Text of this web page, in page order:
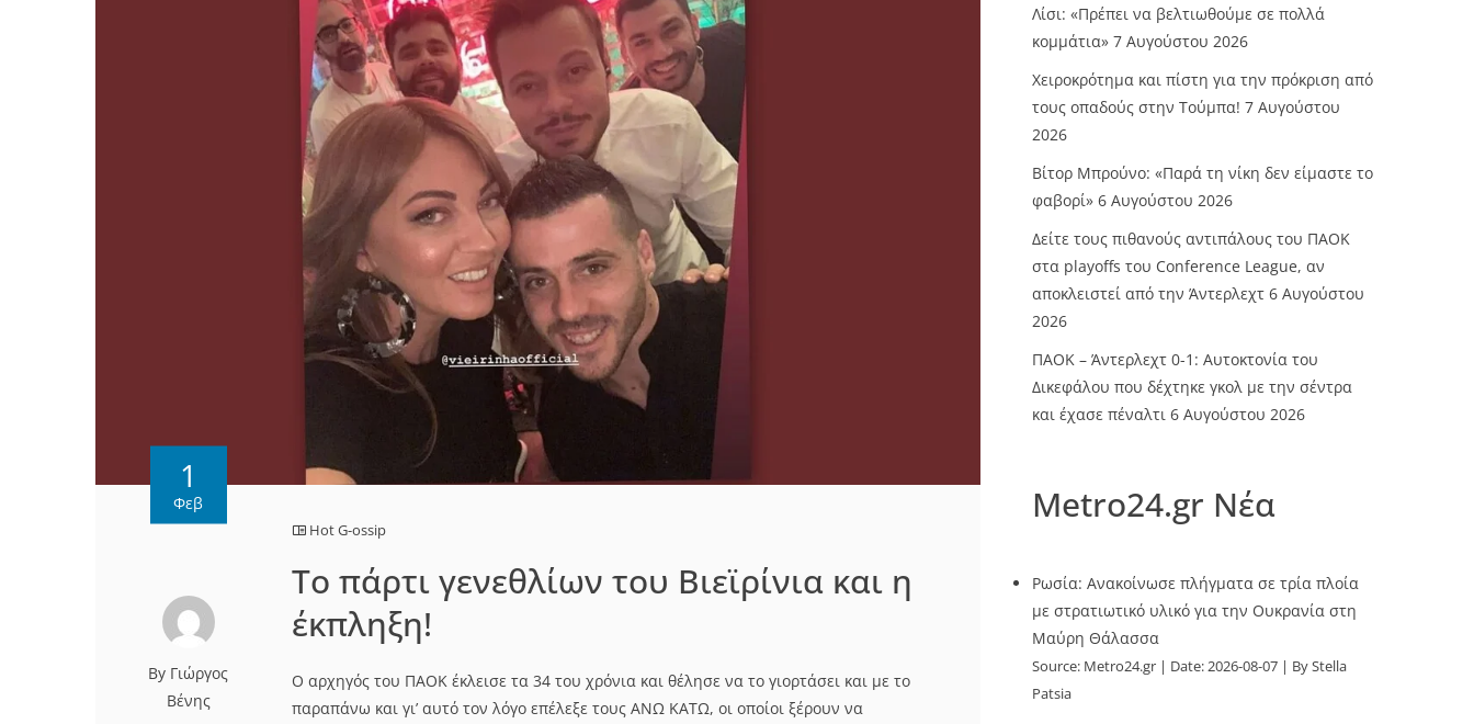
1
Φεβ
By Γιώργος
Βένης
Hot G-ossip
Το πάρτι γενεθλίων του Βιεϊρίνια και η
έκπληξη!
Ο αρχηγός του ΠΑΟΚ έκλεισε τα 34 του χρόνια και θέλησε να το γιορτάσει και με το
παραπάνω και γι’ αυτό τον λόγο επέλεξε τους ΑΝΩ ΚΑΤΩ, οι οποίοι ξέρουν να
Λίσι: «Πρέπει να βελτιωθούμε σε πολλά
κομμάτια» 7 Αυγούστου 2026
Χειροκρότημα και πίστη για την πρόκριση από
τους οπαδούς στην Τούμπα! 7 Αυγούστου
2026
Βίτορ Μπρούνο: «Παρά τη νίκη δεν είμαστε το
φαβορί» 6 Αυγούστου 2026
Δείτε τους πιθανούς αντιπάλους του ΠΑΟΚ
στα playoffs του Conference League, αν
αποκλειστεί από την Άντερλεχτ 6 Αυγούστου
2026
ΠΑΟΚ – Άντερλεχτ 0-1: Αυτοκτονία του
Δικεφάλου που δέχτηκε γκολ με την σέντρα
και έχασε πέναλτι 6 Αυγούστου 2026
Metro24.gr Νέα
Ρωσία: Ανακοίνωσε πλήγματα σε τρία πλοία
με στρατιωτικό υλικό για την Ουκρανία στη
Μαύρη Θάλασσα
Source: Metro24.gr Date: 2026-08-07
By Stella
Patsia